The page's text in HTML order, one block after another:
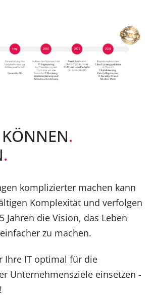
KÖNNEN.
.
komplizierter machen kann
Komplexität und verfolgen
Jahren die Vision, das Leben
zu machen.
Ihre IT optimal für die
Unternehmensziele einsetzen -